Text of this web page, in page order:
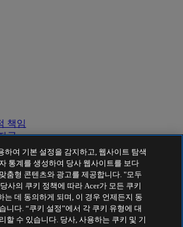
책임
국
하여 기본 설정을 감지하고, 웹사이트 탐색
통계를 생성하여 당사 웹사이트를 보다
춤형 콘텐츠와 광고를 제공합니다. "모두
사의 쿠키 정책에 따라 Acer가 모든 쿠키
는 데 동의하게 되며, 이 경우 언제든지 동
니다. “쿠키 설정”에서 각 쿠키 유형에 대
할 수 있습니다. 당사, 사용하는 쿠키 및 기